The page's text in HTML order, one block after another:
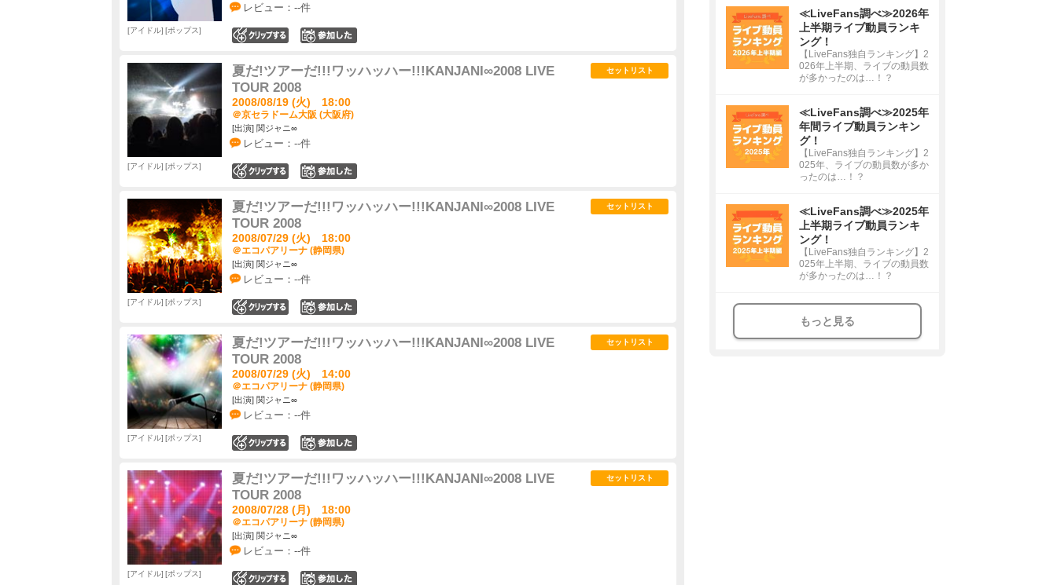
レビュー：--件
アイドル ポップス
夏だ!ツアーだ!!!ワッハッハー!!!KANJANI∞2008 LIVE
TOUR 2008
2008/08/19 (火) 18:00
＠京セラドーム大阪 (大阪府)
[出演] 関ジャニ∞
レビュー：--件
セットリスト
アイドル ポップス
夏だ!ツアーだ!!!ワッハッハー!!!KANJANI∞2008 LIVE
TOUR 2008
2008/07/29 (火) 18:00
＠エコパアリーナ (静岡県)
[出演] 関ジャニ∞
レビュー：--件
セットリスト
アイドル ポップス
夏だ!ツアーだ!!!ワッハッハー!!!KANJANI∞2008 LIVE
TOUR 2008
2008/07/29 (火) 14:00
＠エコパアリーナ (静岡県)
[出演] 関ジャニ∞
レビュー：--件
セットリスト
アイドル ポップス
夏だ!ツアーだ!!!ワッハッハー!!!KANJANI∞2008 LIVE
TOUR 2008
2008/07/28 (月) 18:00
＠エコパアリーナ (静岡県)
[出演] 関ジャニ∞
レビュー：--件
セットリスト
アイドル ポップス
≪LiveFans調べ≫2026年
上半期ライブ動員ランキ
ング！
【LiveFans独自ランキング】2
026年上半期、ライブの動員数
が多かったのは…！？
≪LiveFans調べ≫2025年
年間ライブ動員ランキン
グ！
【LiveFans独自ランキング】2
025年、ライブの動員数が多か
ったのは…！？
≪LiveFans調べ≫2025年
上半期ライブ動員ランキ
ング！
【LiveFans独自ランキング】2
025年上半期、ライブの動員数
が多かったのは…！？
もっと見る